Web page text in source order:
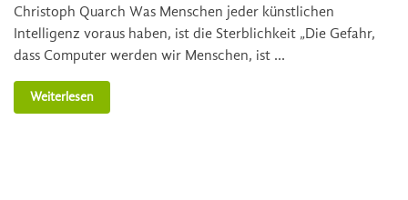
Christoph Quarch Was Menschen jeder künstlichen
Intelligenz voraus haben, ist die Sterblichkeit „Die Gefahr,
dass Computer werden wir Menschen, ist …
Weiterlesen